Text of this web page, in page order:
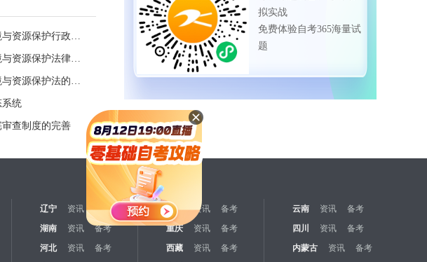
2014年自考环境与资源保护法学考点：环境与资源保护行政法规
2014年自考环境与资源保护法学考点：环境与资源保护法律体系的概念
2014年自考环境与资源保护法学考点：环境与资源保护法的发展时期
系统
查制度的完善
拟实战
免费体验自考365海量试
题
辽宁 资讯 备考 江苏 资讯 备考 云南 资讯
备考
湖南 资讯 备考 重庆 资讯 备考 四川 资讯
备考
河北 资讯 备考 西藏 资讯 备考 内蒙古 资讯
备考